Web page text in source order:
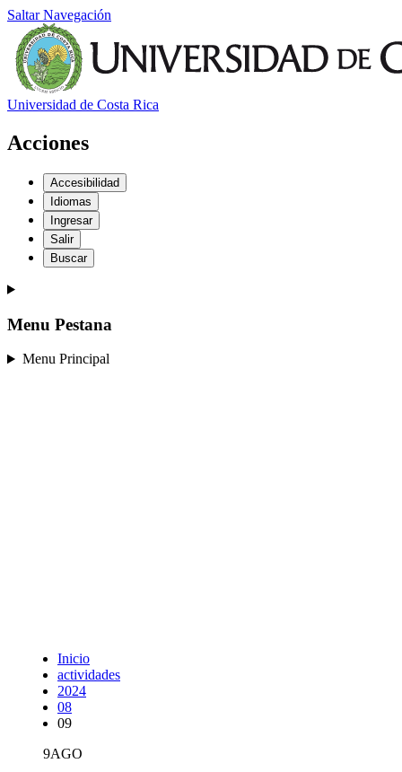
Saltar Navegación
Universidad de Costa Rica
Acciones
Accesibilidad
Idiomas
Ingresar
Salir
Buscar
Menu Pestana
Menu Principal
Inicio
actividades
2024
08
09
9AGO